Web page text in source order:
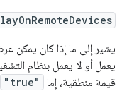
يشير إلى ما إذا كان يمكن
قيمة منطقية، إما
"true"